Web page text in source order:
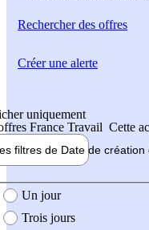
Rechercherdes offres
uniquement
France Travail Cette
filtres de Date de création
création de l'offre
Un jour
Trois jours
Créer une alerte